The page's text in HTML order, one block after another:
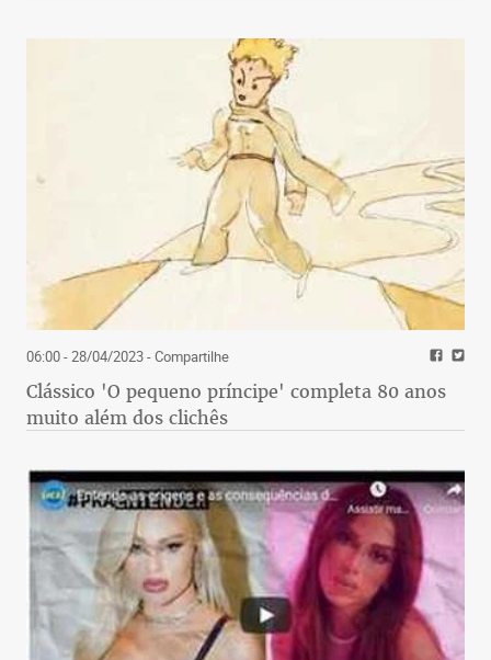
06:00 - 28/04/2023- Compartilhe
Clássico 'O pequeno príncipe' completa 80 anos
muito além dos clichês